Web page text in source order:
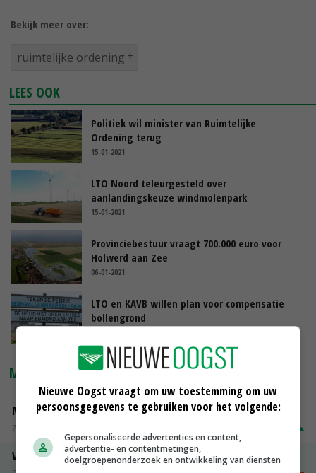
Bekijk meer over:
ruimtelijke ordening
LEES OOK
Politiek wil minister van Ruimtelijke
Ordening terug
15-01-2021
LTO Noord teleurgesteld over
aanlandingskeuze windmolenpark
15-01-2021
Provinciebestuur vraagt 700.000 euro voor
Holwerd aan Zee
06-01-2021
LTO en KAVB willen plan voor compensatie
bollengrond
MARKTPRIJZEN
Magere melkpoeder
Zuivel NL
Vleeskuikens 2001-2600 gr
Nieuwe Oogst vraagt om uw toestemming om uw
persoonsgegevens te gebruiken voor het volgende:
Gepersonaliseerde advertenties en content,
advertentie- en contentmetingen,
doelgroepenonderzoek en ontwikkeling van diensten